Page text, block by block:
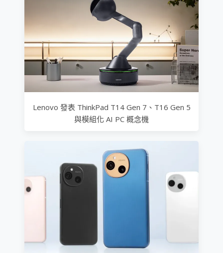
Lenovo 發表 ThinkPad T14 Gen 7、T16 Gen 5
與模組化 AI PC 概念機